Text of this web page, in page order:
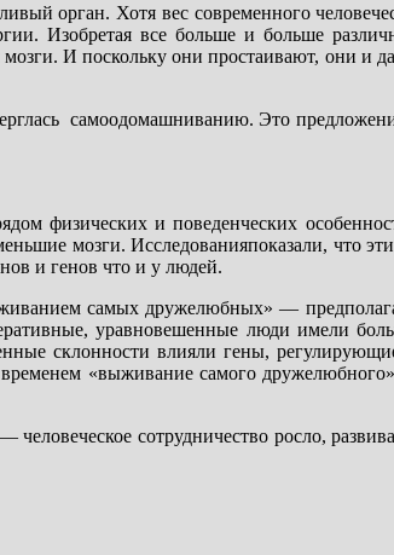
орган. Хотя вес современного
Изобретая все больше и больше
И поскольку они простаивают, они и
самоодомашниванию. Это
физических и поведенческих
мозги. Исследованияпоказали, что
и генов что и у людей.
самых дружелюбных» —
уравновешенные люди имели
склонности влияли гены,
«выживание самого
сотрудничество росло,